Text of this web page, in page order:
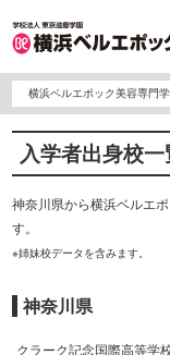
横浜ベルエポック美容専門
入学者出身校
神奈川県から横浜ベルエ
す。
※姉妹校データを含みます。
神奈川県
クラーク記念国際高等学